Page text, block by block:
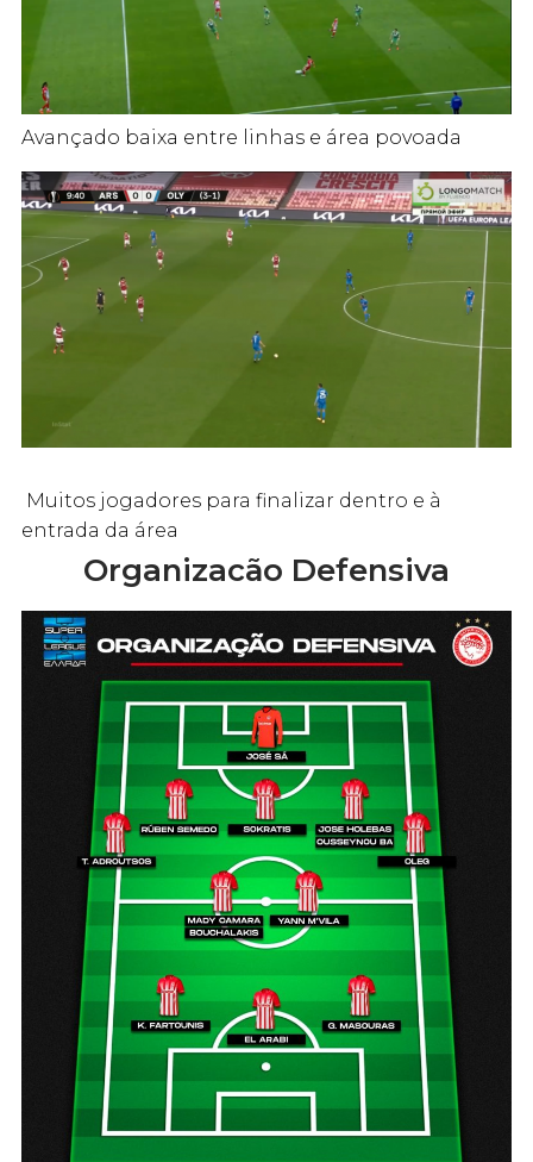
Avançado baixa entre linhas e área povoada
Muitos jogadores para finalizar dentro e à
entrada da área
Organizacão Defensiva